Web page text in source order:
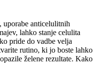
uporabe anticelulitnih
lahko stanje celulita
pride do vadbe velja
rutino, ki jo boste lahko
želene rezultate. Kako